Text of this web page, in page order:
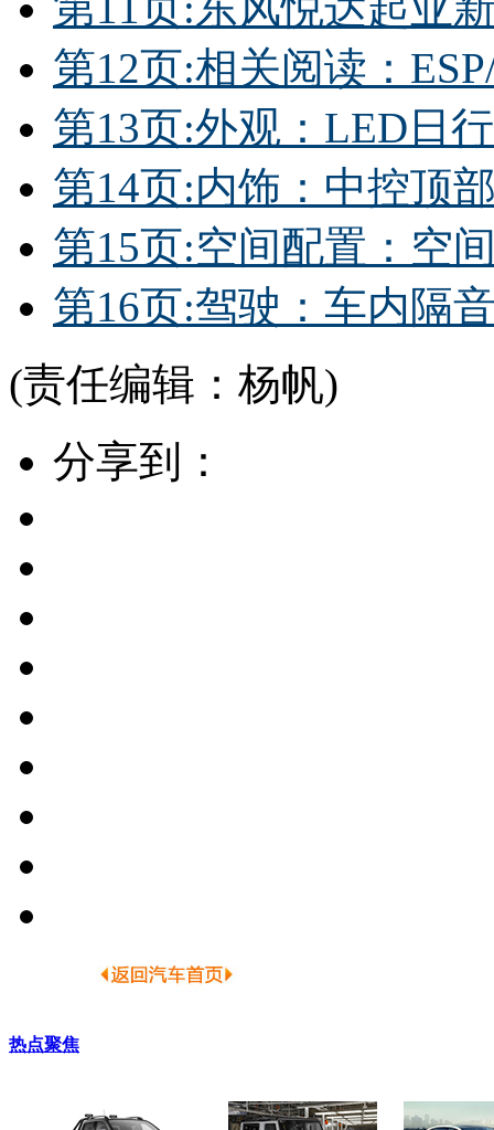
第12页:相关阅读：
第13页:外观：LED日
第14页:内饰：中控顶
第15页:空间配置：空
第16页:驾驶：车内隔
(责任编辑：杨帆)
分享到：
热点聚焦